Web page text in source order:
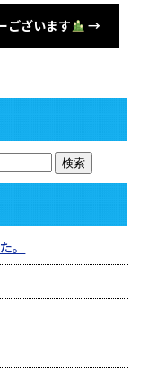
ございます →
。